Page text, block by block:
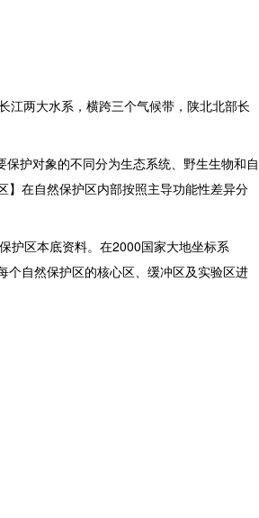
江两大水系，横跨三个气候带，陕北北部长
护对象的不同分为生态系统、野生生物和自
】在自然保护区内部按照主导功能性差异分
护区本底资料。在2000国家大地坐标系
个自然保护区的核心区、缓冲区及实验区进